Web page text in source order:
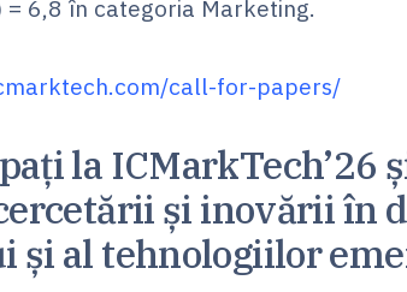
6,8 în categoria Marketing.
call-for-papers/
la ICMarkTech’26
și inovării în
și al tehnologiilor